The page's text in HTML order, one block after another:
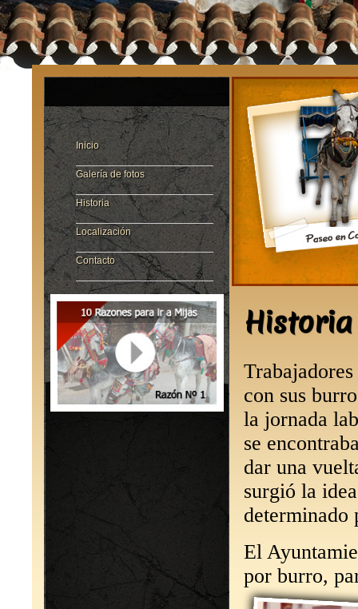
Inicio
Galería de fotos
Historia
Localización
Contacto
Historia
con sus
la jornada
se
dar una
surgió la
El
por burro,